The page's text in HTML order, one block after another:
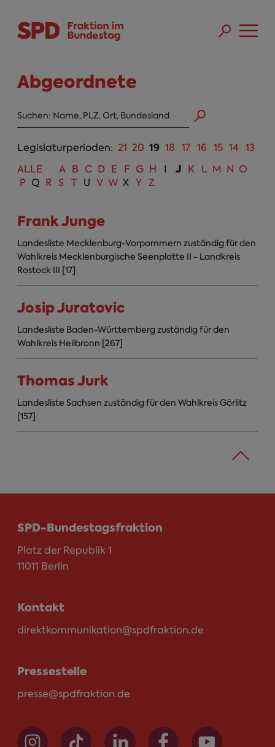
Abgeordnete
Abgeordneten Suche
Legislaturperioden: 21 20 19 18 17 16 15 14 13
ALLE
A B C D E F G H I J K L M N O
P Q R S T U V W X Y Z
Frank Junge
Landesliste Mecklenburg-Vorpommern zuständig für den
Wahlkreis Mecklenburgische Seenplatte II - Landkreis
Rostock III [17]
Josip Juratovic
Landesliste Baden-Württemberg zuständig für den
Wahlkreis Heilbronn [267]
Thomas Jurk
Landesliste Sachsen zuständig für den Wahlkreis Görlitz
[157]
SPD-Bundestagsfraktion
Platz der Republik 1
11011 Berlin
Kontakt
direktkommunikation@spdfraktion.de
Pressestelle
presse@spdfraktion.de